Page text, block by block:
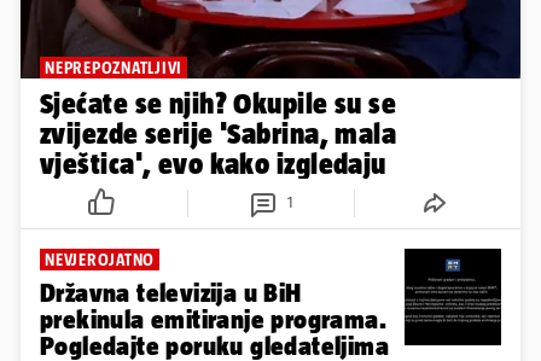
NEPREPOZNATLJIVI
Sjećate se njih? Okupile su se
zvijezde serije 'Sabrina, mala
vještica', evo kako izgledaju
1
NEVJEROJATNO
Državna televizija u BiH
prekinula emitiranje programa.
Pogledajte poruku gledateljima